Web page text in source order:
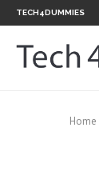
TECH4DUMMIES
Home